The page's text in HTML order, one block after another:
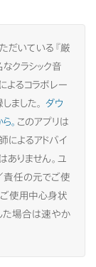
だいている『厳
クラシック音
るコラボレー
ました。 ダウ
。 このアプリは
によるアドバイ
ありません。ユ
責任の元でご使
ご使用中心身状
た場合は速やか